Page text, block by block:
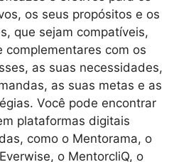
os seus propósitos e os
que sejam compatíveis,
complementares com os
as suas necessidades,
as suas metas e as
Você pode encontrar
plataformas digitais
como o Mentorama, o
o MentorcliQ, o